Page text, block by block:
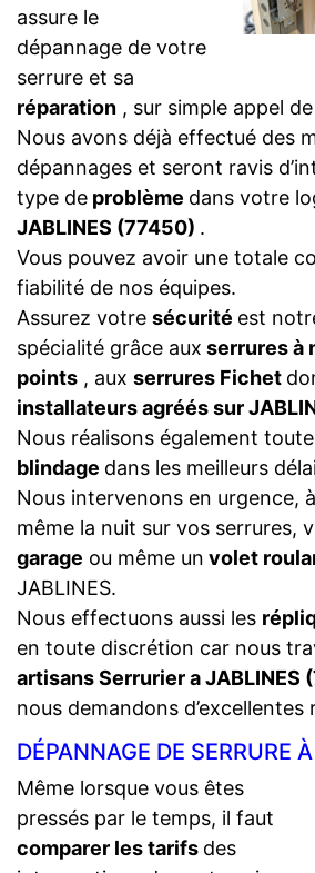
assure le
dépannage de votre
serrure et sa
réparation , sur simple appel
Nous avons déjà effectué des
dépannages et seront ravis
type de problème dans votre
JABLINES (77450) .
Vous pouvez avoir une totale
fiabilité de nos équipes.
Assurez votre sécurité est
spécialité grâce aux serrures à
points , aux serrures Fichet
installateurs agréés sur
Nous réalisons également
blindage dans les meilleurs
Nous intervenons en urgence,
même la nuit sur vos serrures,
garage ou même un volet
JABLINES.
Nous effectuons aussi les
en toute discrétion car nous
artisans Serrurier a JABLINES
nous demandons d’excellentes
DÉPANNAGE DE SERRURE
Même lorsque vous êtes
pressés par le temps, il faut
comparer les tarifs des